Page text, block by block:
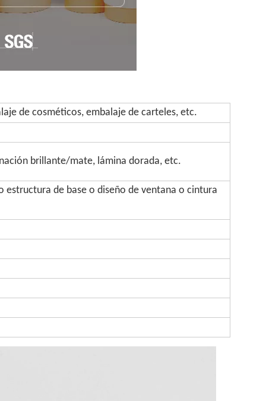
de cosméticos, embalaje de carteles, etc.
brillante/mate, lámina dorada, etc.
de base o diseño de ventana o cintura